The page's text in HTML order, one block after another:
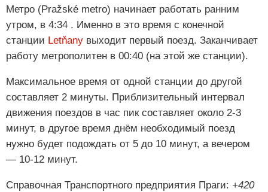
Метро (Pražské metro) начинает работать ранним
утром, в 4:34 . Именно в это время с конечной
станции Letňany выходит первый поезд. Заканчивает
работу метрополитен в 00:40 (на этой же станции).
Максимальное время от одной станции до другой
составляет 2 минуты. Приблизительный интервал
движения поездов в час пик составляет около 2-3
минут, в другое время днём необходимый поезд
нужно будет подождать от 5 до 10 минут, а вечером
— 10-12 минут.
Справочная Транспортного предприятия Праги: +420